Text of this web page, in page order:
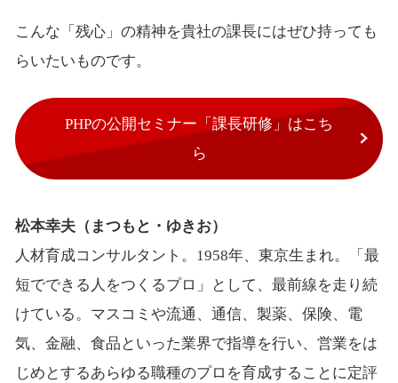
こんな「残心」の精神を貴社の課長にはぜひ持っても
らいたいものです。
PHPの公開セミナー「課長研修」はこち
ら
松本幸夫（まつもと・ゆきお）
人材育成コンサルタント。1958年、東京生まれ。「最
短でできる人をつくるプロ」として、最前線を走り続
けている。マスコミや流通、通信、製薬、保険、電
気、金融、食品といった業界で指導を行い、営業をは
じめとするあらゆる職種のプロを育成することに定評